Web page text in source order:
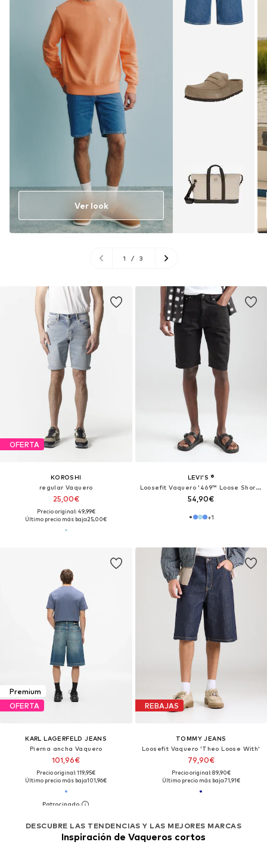
Ver look
1 / 3
OFERTA
KOROSHI
regular Vaquero
25,00€
Precio original: 49,99€
Último precio más bajo:25,00€
LEVI'S ®
Loosefit Vaquero '469™ Loose Shorts'
54,90€
+1
Premium
OFERTA
KARL LAGERFELD JEANS
Pierna ancha Vaquero
101,96€
Precio original: 119,95€
Último precio más bajo:101,96€
REBAJAS
TOMMY JEANS
Loosefit Vaquero 'Theo Loose With'
79,90€
Precio original: 89,90€
Último precio más bajo:71,91€
DESCUBRE LAS TENDENCIAS Y LAS MEJORES MARCAS
Inspiración de Vaqueros cortos